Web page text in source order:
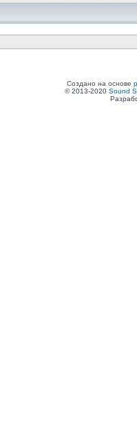
Создано на основе
© 2013-2020 Sound